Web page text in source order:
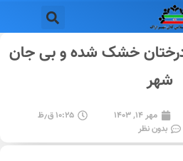
خشک شده و بی جان
شهر
مهر ۱۴, ۱۴۰۳
۱۰:۲۵ ق٫ظ
بدون نظر